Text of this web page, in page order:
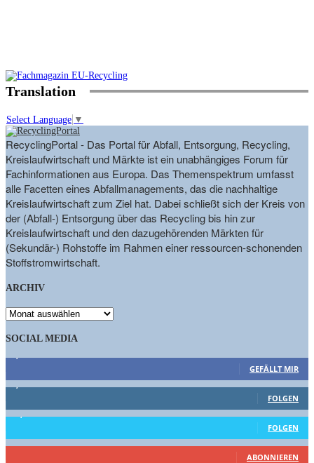
Translation
Select Language ▼
RecyclingPortal - Das Portal für Abfall, Entsorgung, Recycling,
Kreislaufwirtschaft und Märkte ist ein unabhängiges Forum für
Fachinformationen aus Europa. Das Themenspektrum umfasst
alle Facetten eines Abfallmanagements, das die nachhaltige
Kreislaufwirtschaft zum Ziel hat. Dabei schließt sich der Kreis von
der (Abfall-) Entsorgung über das Recycling bis hin zur
Kreislaufwirtschaft und den dazugehörenden Märkten für
(Sekundär-) Rohstoffe im Rahmen einer ressourcen-schonenden
Stoffstromwirtschaft.
ARCHIV
ARCHIV
SOCIAL MEDIA
GEFÄLLT MIR
1,662 Follower
FOLGEN
15,658 Follower
FOLGEN
461 Abonnenten
ABONNIEREN